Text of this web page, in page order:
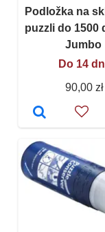
Podložka na
puzzli do 1500
Jumbo
Do 14
90,00 zł